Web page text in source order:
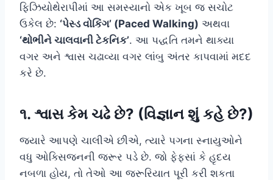
ફિઝિયોથેરાપીમાં આ સમસ્યાનો એક ખૂબ જ સચોટ
ઉકેલ છે: ‘પેસ્ડ વોકિંગ’ (Paced Walking) અથવા
‘થોભીને ચાલવાની ટેકનિક’. આ પદ્ધતિ તમને થાક્યા
વગર અને શ્વાસ ચઢાવ્યા વગર લાંબુ અંતર કાપવામાં મદદ
કરે છે.
૧. શ્વાસ કેમ ચઢે છે? (વિજ્ઞાન શું કહે છે?)
જ્યારે આપણે ચાલીએ છીએ, ત્યારે પગના સ્નાયુઓને
વધુ ઓક્સિજનની જરૂર પડે છે. જો ફેફસાં કે હૃદય
નબળા હોય, તો તેઓ આ જરૂરિયાત પૂરી કરી શકતા